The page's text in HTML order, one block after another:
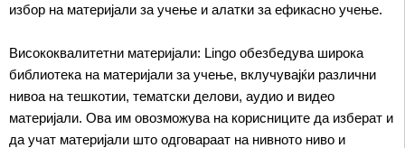
избор на материјали за учење и алатки за ефикасно учење.
Висококвалитетни материјали: Lingo обезбедува широка
библиотека на материјали за учење, вклучувајќи различни
нивоа на тешкотии, тематски делови, аудио и видео
материјали. Ова им овозможува на корисниците да изберат и
да учат материјали што одговараат на нивното ниво и